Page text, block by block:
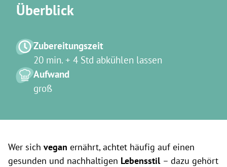
Überblick
Zubereitungszeit
20 min. + 4 Std abkühlen lassen
Aufwand
groß
Wer sich vegan ernährt, achtet häufig auf einen
gesunden und nachhaltigen Lebensstil – dazu gehört